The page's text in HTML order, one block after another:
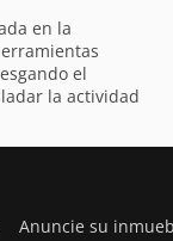
en la
el
la actividad
Anuncie su